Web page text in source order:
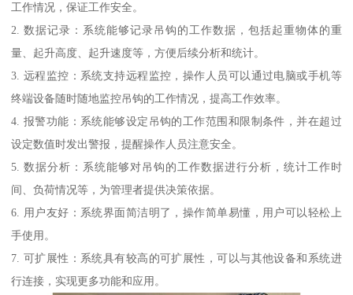
工作情况，保证工作安全。
2. 数据记录：系统能够记录吊钩的工作数据，包括起重物体的重
量、起升高度、起升速度等，方便后续分析和统计。
3. 远程监控：系统支持远程监控，操作人员可以通过电脑或手机等
终端设备随时随地监控吊钩的工作情况，提高工作效率。
4. 报警功能：系统能够设定吊钩的工作范围和限制条件，并在超过
设定数值时发出警报，提醒操作人员注意安全。
5. 数据分析：系统能够对吊钩的工作数据进行分析，统计工作时
间、负荷情况等，为管理者提供决策依据。
6. 用户友好：系统界面简洁明了，操作简单易懂，用户可以轻松上
手使用。
7. 可扩展性：系统具有较高的可扩展性，可以与其他设备和系统进
行连接，实现更多功能和应用。